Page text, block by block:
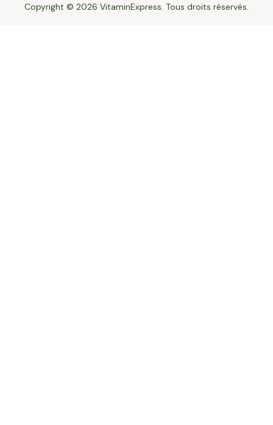
Copyright © 2026 VitaminExpress. Tous droits réservés.